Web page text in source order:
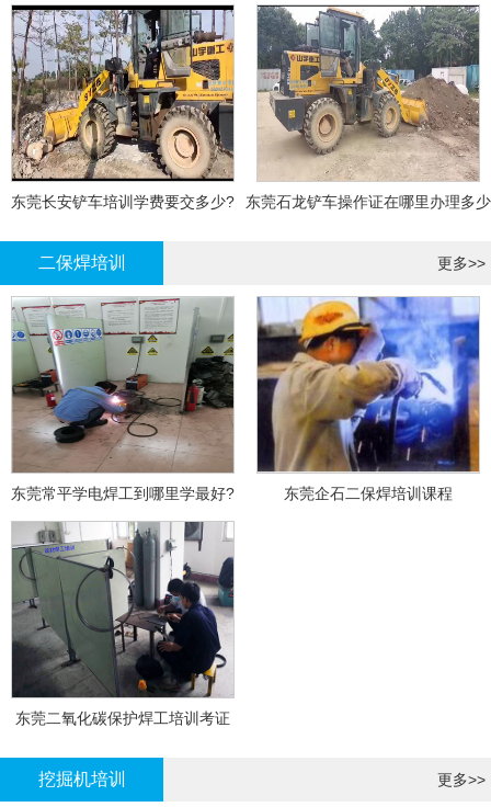
钱
少钱?
东莞长安铲车培训学费要交多少?
东莞石龙铲车操作证在哪里办理多少
二保焊培训 更多>>
东莞常平学电焊工到哪里学最好? 东莞企石二保焊培训课程
东莞二氧化碳保护焊工培训考证
挖掘机培训 更多>>